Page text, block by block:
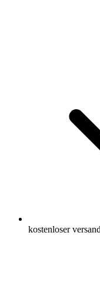
kostenloser